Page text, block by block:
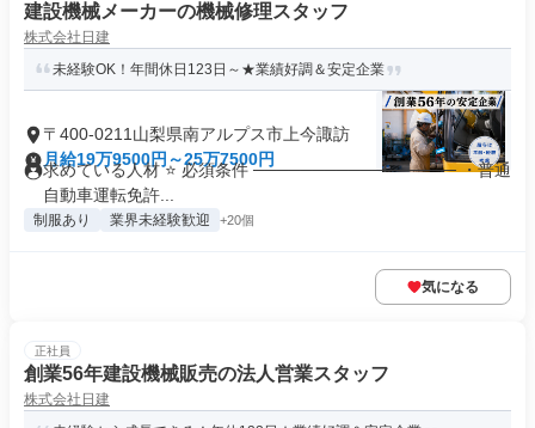
建設機械メーカーの機械修理スタッフ
株式会社日建
未経験OK！年間休日123日～★業績好調＆安定企業
〒400-0211山梨県南アルプス市上今諏訪
月給19万9500円～25万7500円
求めている人材 ⭐ 必須条件 ───────────────── ・普通
自動車運転免許...
制服あり 業界未経験歓迎 +20個
気になる
正社員
創業56年建設機械販売の法人営業スタッフ
株式会社日建